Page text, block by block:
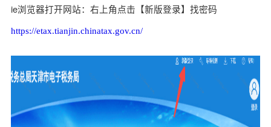
ie浏览器打开网站：右上角点击【新版登录】找密码
https://etax.tianjin.chinatax.gov.cn/